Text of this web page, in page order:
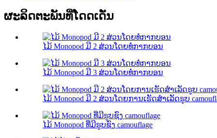
ຜະລິດຕະພັນທີ່ໂດດເດັ່ນ
ໄມ້ Monopod ມີ 2 ສ່ວນໂດຍທໍ່ກາກບອນ
ໄມ້ Monopod ມີ 3 ສ່ວນໂດຍທໍ່ກາກບອນ
ໄມ້ Monopod ມີ 2 ສ່ວນໂດຍການເຮັດສໍາເລັດຮູບ
ໄມ້ Monopod ທີ່ມີຮູບຊົງ camouflage